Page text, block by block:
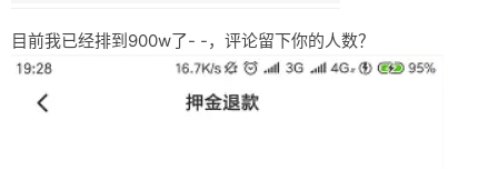
目前我已经排到900w了- -，评论留下你的人数？